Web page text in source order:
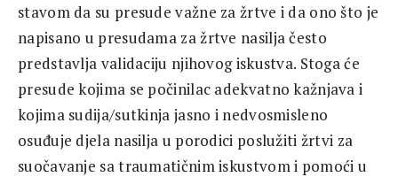
stavom da su presude važne za žrtve i da ono što je
napisano u presudama za žrtve nasilja često
predstavlja validaciju njihovog iskustva. Stoga će
presude kojima se počinilac adekvatno kažnjava i
kojima sudija/sutkinja jasno i nedvosmisleno
osuđuje djela nasilja u porodici poslužiti žrtvi za
suočavanje sa traumatičnim iskustvom i pomoći u